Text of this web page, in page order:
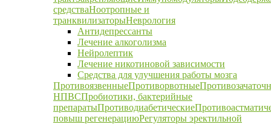
средстваНоотропные и
транквилизаторыНеврология
Антидепрессанты
Лечение алкоголизма
Нейролептик
Лечение никотиновой зависимости
Средства для улучшения работы мозга
ПротивоязвенныеПротиворвотные
НПВСПробиотики, бактерийные
препаратыПротиводиабетические
повыш регенерациюРегуляторы эректильной